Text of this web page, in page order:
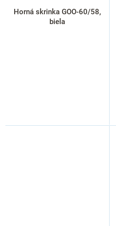
Horná skrinka GOO-60/58,
biela